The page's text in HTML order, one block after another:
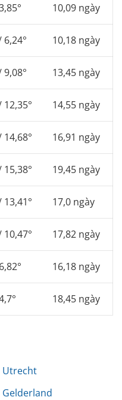
10,09 ngày
6,24° 10,18 ngày
9,08° 13,45 ngày
12,35° 14,55 ngày
14,68° 16,91 ngày
15,38° 19,45 ngày
13,41° 17,0 ngày
10,47° 17,82 ngày
16,18 ngày
18,45 ngày
Utrecht
Gelderland